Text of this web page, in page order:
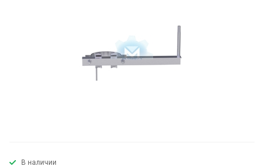
В наличии